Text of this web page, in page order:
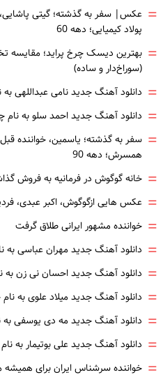
= عکس| سفر به گذشته؛ گیتی پاشایی،
پولاد کیمیایی؛ دهه 60
= بهترین دیسک چرخ پراید؛ مقایسه
(سوراخ‌دار و ساده)
= دانلود آهنگ جدید نامی عبداللهی
= دانلود آهنگ جدید احمد سلو به
= سفر به گذشته؛ یاسمین، خواننده قبل
همسرش؛ دهه 90
= خانه گوگوش در فرمانیه به فروش
= عکس هایی ازگوگوش، اکبر عبدی،
= خواننده مشهور ایرانی طلاق گرفت
= دانلود آهنگ جدید مهران عباسی به
= دانلود آهنگ جدید احسان نی زن به
= دانلود آهنگ جدید میلاد علوی به
= دانلود آهنگ جدید مه دی یوسفی به
= دانلود آهنگ جدید علی بوتیمار به
= خواننده سرشناس ایران برای